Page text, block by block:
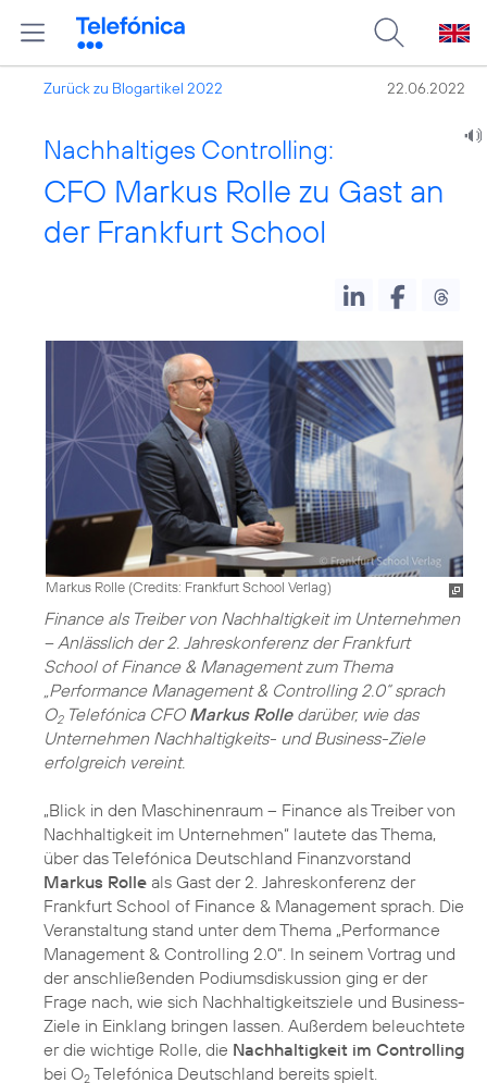
Zurück zu Blogartikel 2022 22.06.2022
Nachhaltiges Controlling:
CFO Markus Rolle zu Gast an
der Frankfurt School
Markus Rolle (Credits: Frankfurt School Verlag)
Finance als Treiber von Nachhaltigkeit im Unternehmen
– Anlässlich der 2. Jahreskonferenz der Frankfurt
School of Finance & Management zum Thema
„Performance Management & Controlling 2.0“ sprach
O2Telefónica CFO Markus Rolledarüber, wie das
Unternehmen Nachhaltigkeits- und Business-Ziele
erfolgreich vereint.
„Blick in den Maschinenraum – Finance als Treiber von
Nachhaltigkeit im Unternehmen“ lautete das Thema,
über das Telefónica Deutschland Finanzvorstand
Markus Rolle als Gast der 2. Jahreskonferenz der
Frankfurt School of Finance & Management sprach. Die
Veranstaltung stand unter dem Thema „Performance
Management & Controlling 2.0“. In seinem Vortrag und
der anschließenden Podiumsdiskussion ging er der
Frage nach, wie sich Nachhaltigkeitsziele und Business-
Ziele in Einklang bringen lassen. Außerdem beleuchtete
er die wichtige Rolle, die Nachhaltigkeit im Controlling
bei O2 Telefónica Deutschland bereits spielt.